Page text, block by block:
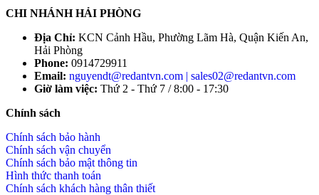
CHI NHÁNH HẢI PHÒNG
Địa Chỉ: KCN Cảnh Hầu, Phường Lãm Hà, Quận Kiến An,
Hải Phòng
Phone: 0914729911
Email: nguyendt@redantvn.com | sales02@redantvn.com
Giờ làm việc: Thứ 2 - Thứ 7 / 8:00 - 17:30
Chính sách
Chính sách bảo hành
Chính sách vận chuyển
Chính sách bảo mật thông tin
Hình thức thanh toán
Chính sách khách hàng thân thiết